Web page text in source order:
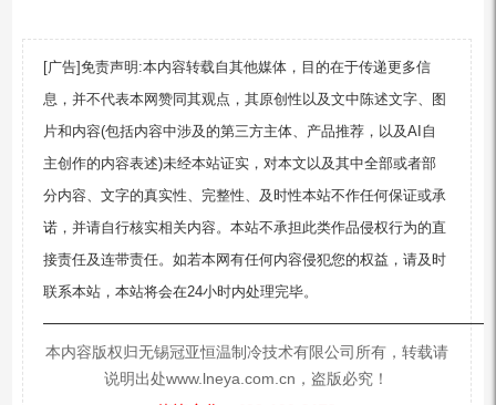
[广告]免责声明:本内容转载自其他媒体，目的在于传递更多信
息，并不代表本网赞同其观点，其原创性以及文中陈述文字、图
片和内容(包括内容中涉及的第三方主体、产品推荐，以及AI自
主创作的内容表述)未经本站证实，对本文以及其中全部或者部
分内容、文字的真实性、完整性、及时性本站不作任何保证或承
诺，并请自行核实相关内容。本站不承担此类作品侵权行为的直
接责任及连带责任。如若本网有任何内容侵犯您的权益，请及时
联系本站，本站将会在24小时内处理完毕。
本内容版权归无锡冠亚恒温制冷技术有限公司所有，转载请
说明出处www.lneya.com.cn，盗版必究！